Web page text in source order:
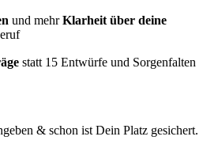
und mehrKlarheit über deine
statt 15 Entwürfe und Sorgenfalten
& schon ist Dein Platz gesichert.